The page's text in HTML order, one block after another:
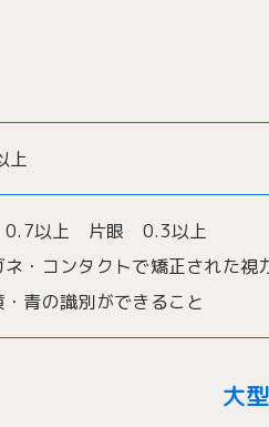
上
以上 片眼 0.3以上
・コンタクトで矯正された視
・青の識別ができること
大